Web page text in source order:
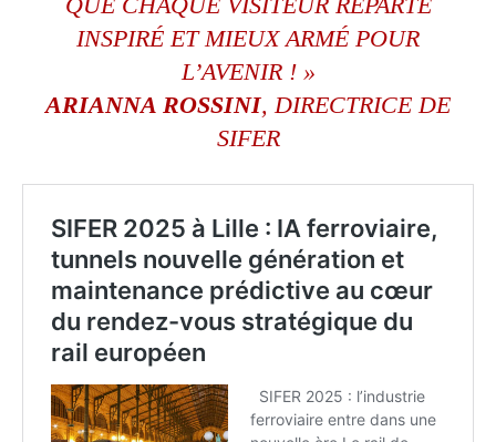
INSPIRÉ ET MIEUX ARMÉ POUR
L’AVENIR ! »
ARIANNA ROSSINI, DIRECTRICE DE
SIFER